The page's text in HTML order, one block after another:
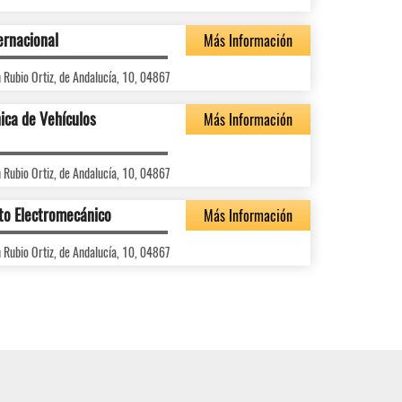
Más Información
Ortiz, de Andalucía, 10, 04867
de Vehículos Más Información
Ortiz, de Andalucía, 10, 04867
Electromecánico Más Información
Ortiz, de Andalucía, 10, 04867